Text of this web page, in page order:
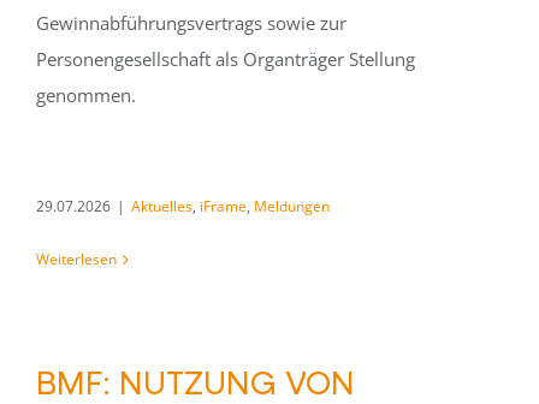
Gewinnabführungsvertrags sowie zur
Personengesellschaft als Organträger Stellung
genommen.
29.07.2026 | Aktuelles, iFrame, Meldungen
Weiterlesen
BMF: NUTZUNG VON